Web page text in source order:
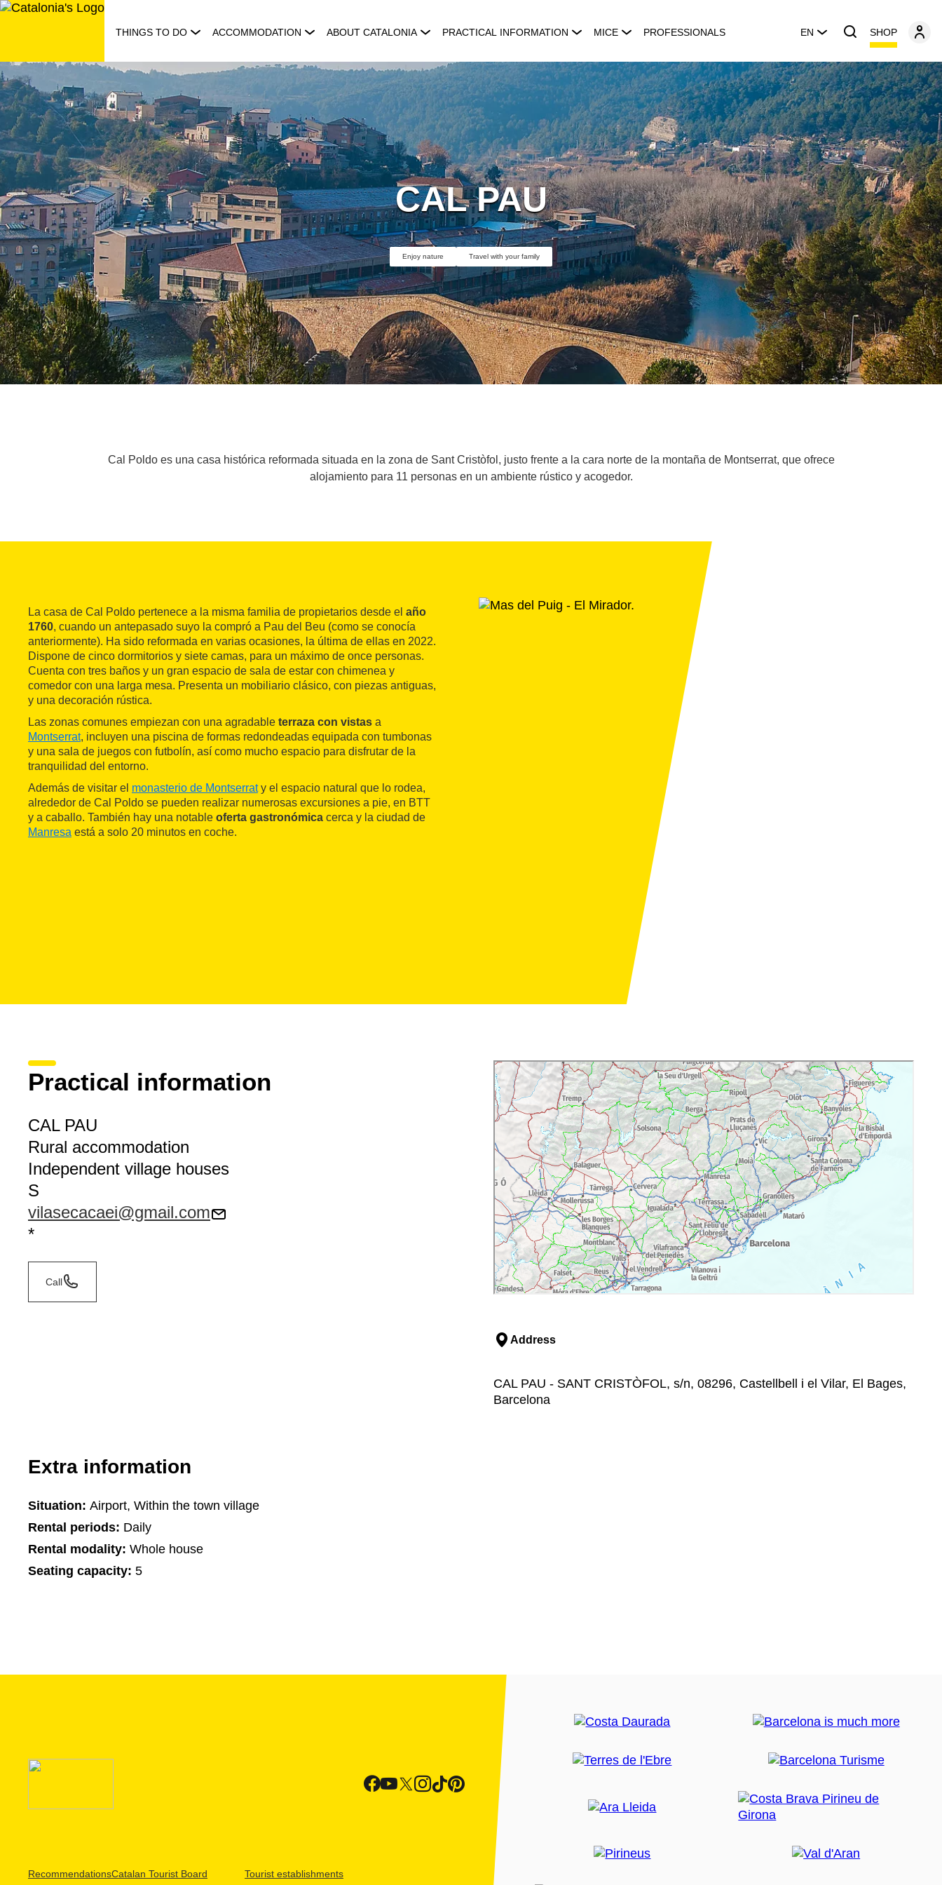
Skip
THINGS TO DO ACCOMMODATION ABOUT CATALONIA PRACTICAL INFORMATION MICE PROFESSIONALS EN SHOP
CAL PAU
Enjoy nature Travel with your family
Cal Poldo es una casa histórica reformada situada en la zona de Sant Cristòfol, justo frente a la cara norte de la montaña de Montserrat, que ofrece
alojamiento para 11 personas en un ambiente rústico y acogedor.
La casa de Cal Poldo pertenece a la misma familia de propietarios desde el año
1760, cuando un antepasado suyo la compró a Pau del Beu (como se conocía
anteriormente). Ha sido reformada en varias ocasiones, la última de ellas en 2022.
Dispone de cinco dormitorios y siete camas, para un máximo de once personas.
Cuenta con tres baños y un gran espacio de sala de estar con chimenea y
comedor con una larga mesa. Presenta un mobiliario clásico, con piezas antiguas,
y una decoración rústica.
Las zonas comunes empiezan con una agradable terraza con vistas a
Montserrat, incluyen una piscina de formas redondeadas equipada con tumbonas
y una sala de juegos con futbolín, así como mucho espacio para disfrutar de la
tranquilidad del entorno.
Además de visitar el monasterio de Montserraty el espacio natural que lo rodea,
alrededor de Cal Poldo se pueden realizar numerosas excursiones a pie, en BTT
y a caballo. También hay una notable oferta gastronómica cerca y la ciudad de
Manresa está a solo 20 minutos en coche.
Practical information
CAL PAU
Rural accommodation
Independent village houses
S
vilasecacaei@gmail.com
*
Call
Address
CAL PAU - SANT CRISTÒFOL, s/n, 08296, Castellbell i el Vilar, El Bages,
Barcelona
Extra information
Situation: Airport, Within the town village
Rental periods: Daily
Rental modality: Whole house
Seating capacity: 5
RecommendationsCatalan Tourist Board Tourist establishments